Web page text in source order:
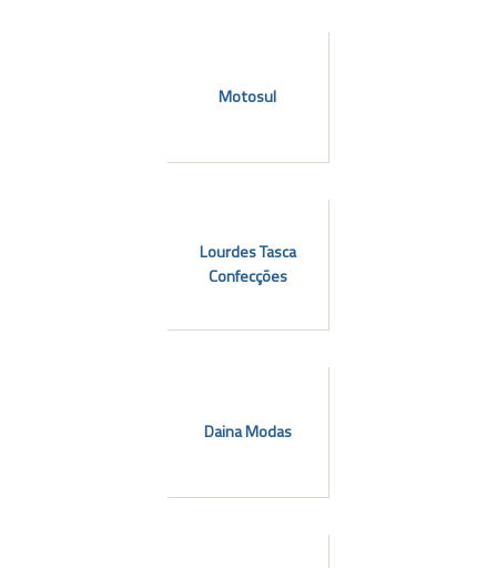
Motosul
Lourdes Tasca
Confecções
Daina Modas